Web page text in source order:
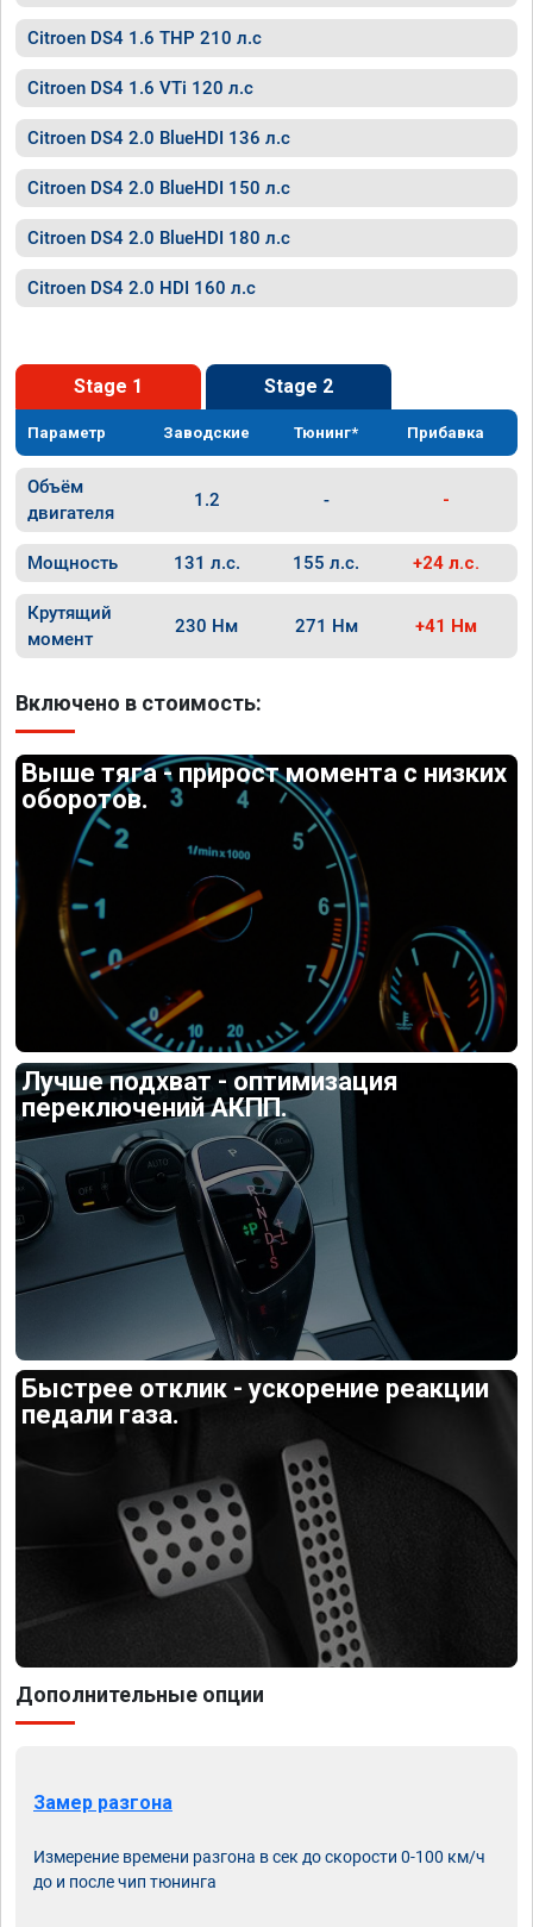
Citroen DS4 1.6 THP 210 л.с
Citroen DS4 1.6 VTi 120 л.с
Citroen DS4 2.0 BlueHDI 136 л.с
Citroen DS4 2.0 BlueHDI 150 л.с
Citroen DS4 2.0 BlueHDI 180 л.с
Citroen DS4 2.0 HDI 160 л.с
Stage 1 Stage 2
Параметр Заводские Тюнинг* Прибавка
Объём
двигателя
1.2 - -
Мощность 131 л.с. 155 л.с. +24 л.с.
Крутящий
момент
230 Нм 271 Нм +41 Нм
Включено в стоимость:
Выше тяга - прирост момента с низких
оборотов.
Лучше подхват - оптимизация
переключений АКПП.
Быстрее отклик - ускорение реакции
педали газа.
Дополнительные опции
Замер разгона
Измерение времени разгона в сек до скорости 0-100 км/ч
до и после чип тюнинга